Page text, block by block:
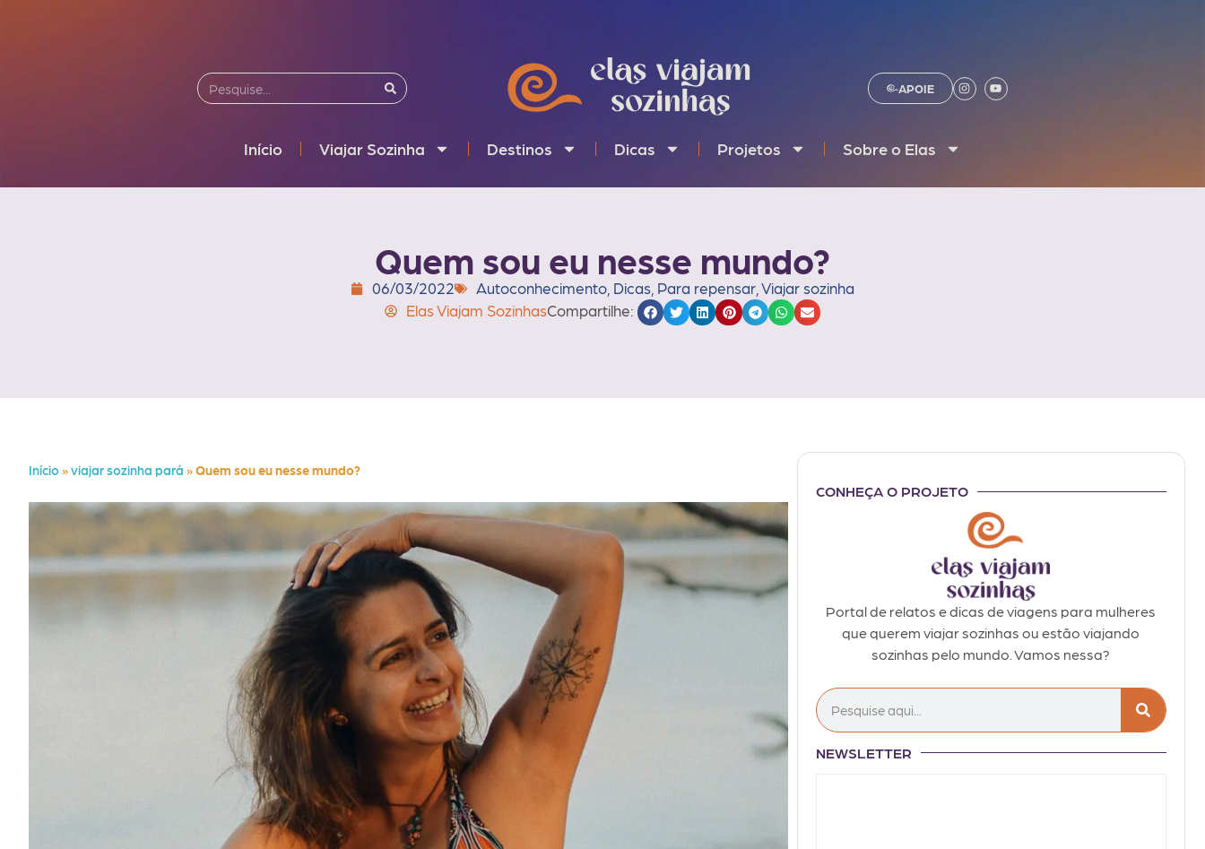
APOIE
Início Viajar Sozinha Destinos Dicas Projetos Sobre o Elas
Quem sou eu nesse mundo?
06/03/2022 Autoconhecimento Dicas Para repensar Viajar sozinha
Elas Viajam SozinhasCompartilhe:
Início »viajar sozinha pará »Quem sou eu nesse mundo?
CONHEÇA O PROJETO
Portal de relatos e dicas de viagens para mulheres
que querem viajar sozinhas ou estão viajando
sozinhas pelo mundo. Vamos nessa?
NEWSLETTER